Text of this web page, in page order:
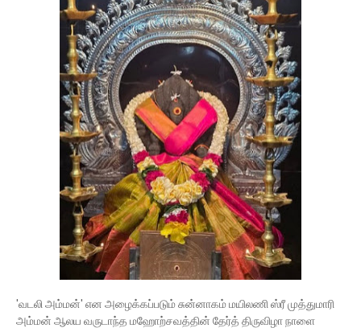
'வடலி அம்மன்' என அழைக்கப்படும் சுன்னாகம் மயிலணி ஸ்ரீ முத்துமாரி
அம்மன் ஆலய வருடாந்த மஹோற்சவத்தின் தேர்த் திருவிழா நாளை